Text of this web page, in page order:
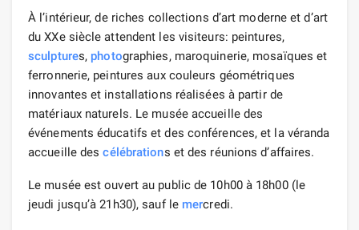
À l’intérieur, de riches collections d’art moderne et d’art
du XXe siècle attendent les visiteurs: peintures,
sculptures, photographies, maroquinerie, mosaïques et
ferronnerie, peintures aux couleurs géométriques
innovantes et installations réalisées à partir de
matériaux naturels. Le musée accueille des
événements éducatifs et des conférences, et la véranda
accueille descélébrations et des réunions d’affaires.
Le musée est ouvert au public de 10h00 à 18h00 (le
jeudi jusqu’à 21h30), sauf le mercredi.